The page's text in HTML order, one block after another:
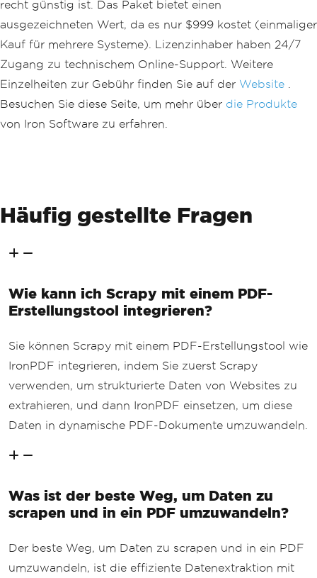
recht günstig ist. Das Paket bietet einen
ausgezeichneten Wert, da es nur $999 kostet (einmaliger
Kauf für mehrere Systeme). Lizenzinhaber haben 24/7
Zugang zu technischem Online-Support. Weitere
Einzelheiten zur Gebühr finden Sie auf der Website .
Besuchen Sie diese Seite, um mehr über die Produkte
von Iron Software zu erfahren.
Häufig gestellte Fragen
Wie kann ich Scrapy mit einem PDF-
Erstellungstool integrieren?
Sie können Scrapy mit einem PDF-Erstellungstool wie
IronPDF integrieren, indem Sie zuerst Scrapy
verwenden, um strukturierte Daten von Websites zu
extrahieren, und dann IronPDF einsetzen, um diese
Daten in dynamische PDF-Dokumente umzuwandeln.
Was ist der beste Weg, um Daten zu
scrapen und in ein PDF umzuwandeln?
Der beste Weg, um Daten zu scrapen und in ein PDF
umzuwandeln, ist die effiziente Datenextraktion mit